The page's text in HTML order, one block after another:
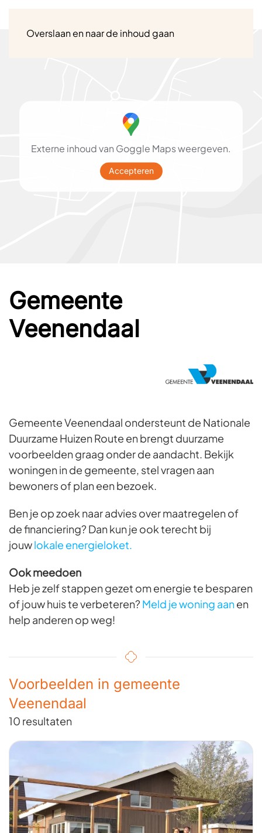
Overslaan en naar de inhoud gaan
Externe inhoud van Goggle Maps weergeven.
Accepteren
Gemeente
Veenendaal
Gemeente Veenendaal ondersteunt de Nationale
Duurzame Huizen Route en brengt duurzame
voorbeelden graag onder de aandacht. Bekijk
woningen in de gemeente, stel vragen aan
bewoners of plan een bezoek.
Ben je op zoek naar advies over maatregelen of
de financiering? Dan kun je ook terecht bij
jouwlokale energieloket.
Ook meedoen
Heb je zelf stappen gezet om energie te besparen
of jouw huis te verbeteren?Meld je woning aanen
help anderen op weg!
Voorbeelden in gemeente
Veenendaal
10 resultaten